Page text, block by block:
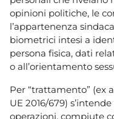
opinioni politiche, le
l’appartenenza
biometrici intesi a
persona fisica, dati
o all’orientamento
Per “trattamento” (ex
UE 2016/679)
operazioni, compiute